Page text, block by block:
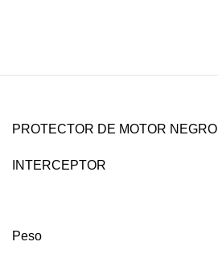
PROTECTOR DE MOTOR NEGRO
INTERCEPTOR
Peso